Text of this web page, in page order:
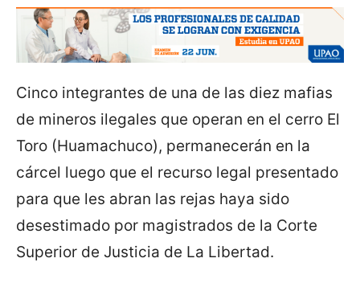
Cinco integrantes de una de las diez mafias
de mineros ilegales que operan en el cerro El
Toro (Huamachuco), permanecerán en la
cárcel luego que el recurso legal presentado
para que les abran las rejas haya sido
desestimado por magistrados de la Corte
Superior de Justicia de La Libertad.